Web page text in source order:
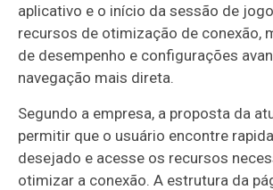
aplicativo e o início da sessão de
recursos de otimização de conexão,
de desempenho e configurações
navegação mais direta.
Segundo a empresa, a proposta da
permitir que o usuário encontre
desejado e acesse os recursos
otimizar a conexão. A estrutura da